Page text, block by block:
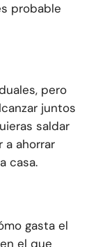
probable
pero
juntos
saldar
a ahorrar
casa.
gasta el
el que